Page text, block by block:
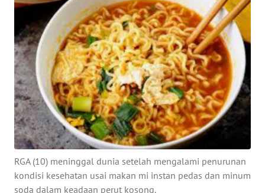
RGA (10) meninggal dunia setelah mengalami penurunan
kondisi kesehatan usai makan mi instan pedas dan minum
soda dalam keadaan perut kosong.
SAINS-TEKNO
KESEHATAN
INTERNASIONAL
SERBA-SERBI
PENDIDIKAN